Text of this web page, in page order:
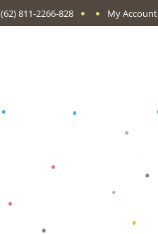
(62) 811-2266-828 My Account